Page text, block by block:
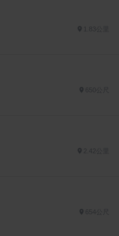
1.83公里
650公尺
2.42公里
654公尺